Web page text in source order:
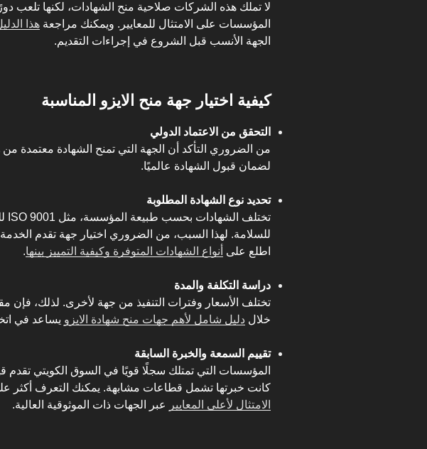
لا تملك هذه الشركات صلاحية منح الشهادات، لكنها تلعب
المؤسسات على الامتثال للمعايير. ويمكنك مراجعة هذا
الجهة الأنسب قبل الشروع في إجراءات التقديم.
كيفية اختيار جهة منح الايزو المناسبة
التحقق من الاعتماد الدولي
لضمان قبول الشهادة عالميًا.
تحديد نوع الشهادة المطلوبة
للسلامة. لهذا السبب، من الضروري اختيار جهة تقدم الخدمة
اطلع على أنواع الشهادات المتوفرة وكيفية التمييز بينها.
دراسة التكلفة والمدة
تختلف الأسعار وفترات التنفيذ من جهة لأخرى. لذلك، فإن
خلال دليل شامل لأهم جهات منح شهادة الايزو يساعد في
تقييم السمعة والخبرة السابقة
المؤسسات التي تمتلك سجلًا قويًا في السوق الكويتي تقدم
كانت خبرتها تشمل قطاعات مشابهة. يمكنك التعرف أكثر
الامتثال لأعلى المعايير
عبر الجهات ذات الموثوقية العالية.